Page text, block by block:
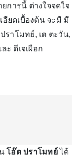
การนี้ ต่างใจจดใจ
ยดเบื้องต้น จะมี มี
ราโมทย์, เต ตะวัน,
ะ ดีเจเผือก
โอ๊ต ปราโมทย์ได้